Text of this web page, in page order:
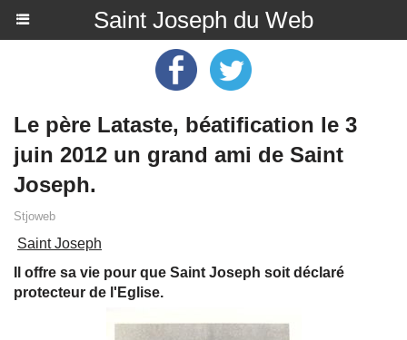
Saint Joseph du Web
Le père Lataste, béatification le 3
juin 2012 un grand ami de Saint
Joseph.
Stjoweb
Saint Joseph
Il offre sa vie pour que Saint Joseph soit déclaré
protecteur de l'Eglise.